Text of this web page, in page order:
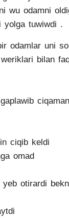
wu odamni
yolga tuwiwdi .
odamlar uni
bilan
ciqaman
ciqib keldi
omad
otirardi